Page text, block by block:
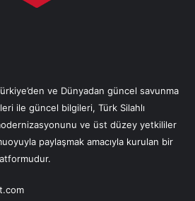
ve Dünyadan güncel savunma
ile güncel bilgileri, Türk Silahlı
ve üst düzey yetkililer
paylaşmak amacıyla kurulan bir